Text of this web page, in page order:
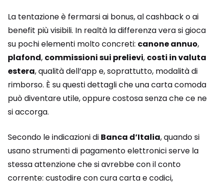
La tentazione è fermarsi ai bonus, al cashback o ai
benefit più visibili. In realtà la differenza vera si gioca
su pochi elementi molto concreti: canone annuo,
plafond, commissioni sui prelievi, costi in valuta
estera, qualità dell’app e, soprattutto, modalità di
rimborso. È su questi dettagli che una carta comoda
può diventare utile, oppure costosa senza che ce ne
si accorga.
Secondo le indicazioni di Banca d’Italia, quando si
usano strumenti di pagamento elettronici serve la
stessa attenzione che si avrebbe con il conto
corrente: custodire con cura carta e codici,